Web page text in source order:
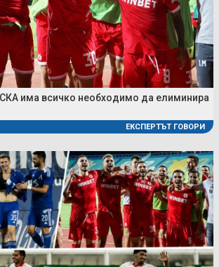
има всичко необходимо да елиминира
ЕКСПЕРТЪТ ГОВОРИ